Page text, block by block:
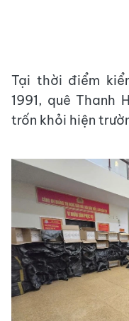
Tại thời điểm
1991, quê Thanh
trốn khỏi hiện